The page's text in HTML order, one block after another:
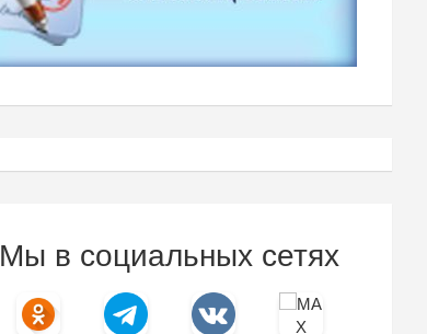
Мы в социальных сетях